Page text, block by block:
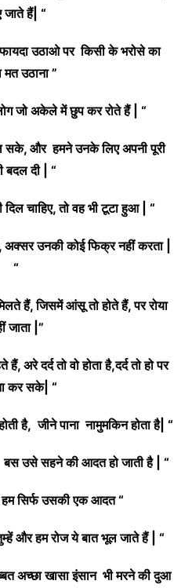
जाते हैं| “
उठाओ पर किसी के भरोसे का
मत उठाना ”
जो अकेले में छुप कर रोते हैं | “
सके, और हमने उनके लिए अपनी पूरी
बदल दी | “
चाहिए, तो वह भी टूटा हुआ | “
उनकी कोई फिक्र नहीं करता |
“
हैं, जिसमें आंसू तो होते हैं, पर रोया
जाता |”
अरे दर्द तो वो होता है,दर्द तो हो पर
कर सके| “
है, जीने पाना नामुमकिन होता है| “
बस उसे सहने की आदत हो जाती है | “
हम सिर्फ उसकी एक आदत “
और हम रोज ये बात भूल जाते हैं | “
अच्छा खासा इंसान भी मरने की दुआ